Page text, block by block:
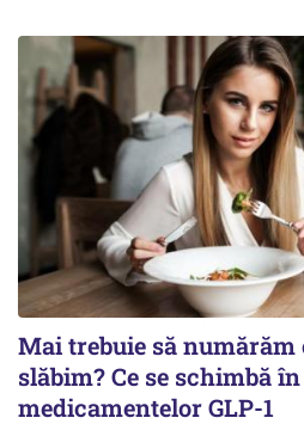
Mai trebuie să numărăm
slăbim? Ce se schimbă
medicamentelor GLP-1